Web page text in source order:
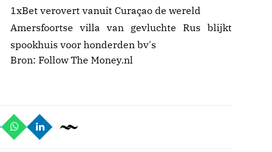
1xBet verovert vanuit Curaçao de wereld
Amersfoortse villa van gevluchte Rus blijkt
spookhuis voor honderden bv's
Bron: Follow The Money.nl